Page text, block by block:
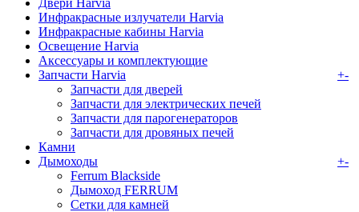
Инфракрасные излучатели Harvia
Инфракрасные кабины Harvia
Освещение Harvia
Аксессуары и комплектующие
Запчасти Harvia
+-
Запчасти для дверей
Запчасти для электрических печей
Запчасти для парогенераторов
Запчасти для дровяных печей
Камни
Дымоходы
+-
Ferrum Blackside
Дымоход FERRUM
Сетки для камней